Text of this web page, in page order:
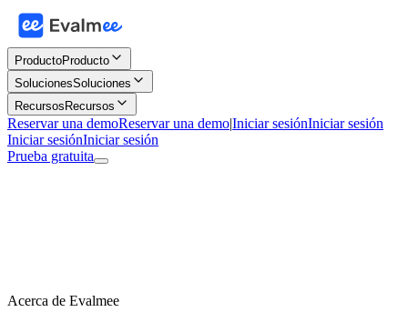
ProductoProducto
SolucionesSoluciones
Recursos Recursos
Reservar una demoReservar una demo|Iniciar sesiónIniciar sesión
Iniciar sesiónIniciar sesión
Prueba gratuita
Acerca de Evalmee